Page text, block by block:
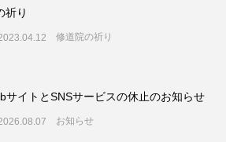
祈り
修道院の祈り
サイトとSNSサービスの休止のお知らせ
お知らせ